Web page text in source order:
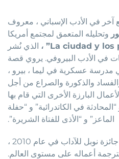
في الأدب الإسباني ، معروف
وتحليله المتعمق لمجتمع أمريكا
الذي نُشر
في الأدب البيروفي. يروي قصة
عسكرية في ليما ، بيرو ،
والذكورة والصراع من أجل
البارزة الأخرى التي قام بها
في الكاتدرائية” و “حفلة
الماعز” و “الأذى للفتاة الشريرة”.
حصل فارغاس يوسا على جائزة نوبل للآداب في عام 2010 ،
أعماله على مستوى العالم.